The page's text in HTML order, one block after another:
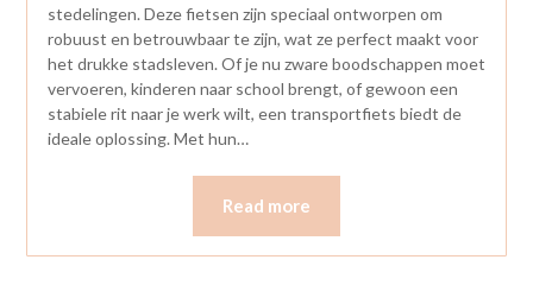
stedelingen. Deze fietsen zijn speciaal ontworpen om
robuust en betrouwbaar te zijn, wat ze perfect maakt voor
het drukke stadsleven. Of je nu zware boodschappen moet
vervoeren, kinderen naar school brengt, of gewoon een
stabiele rit naar je werk wilt, een transportfiets biedt de
ideale oplossing. Met hun…
Read more